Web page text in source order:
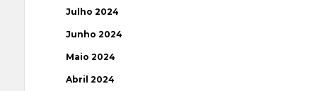
Julho 2024
Junho 2024
Maio 2024
Abril 2024